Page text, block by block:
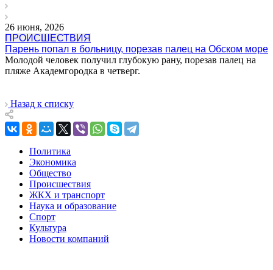
26 июня, 2026
ПРОИСШЕСТВИЯ
Парень попал в больницу, порезав палец на Обском море
Молодой человек получил глубокую рану, порезав палец на
пляже Академгородка в четверг.
Назад к списку
Политика
Экономика
Общество
Происшествия
ЖКХ и транспорт
Наука и образование
Спорт
Культура
Новости компаний